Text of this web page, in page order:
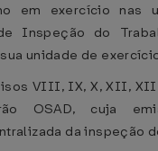
em exercício nas
Inspeção do
unidade de
VIII, IX, X, XII,
OSAD, cuja
da inspeção